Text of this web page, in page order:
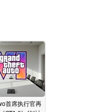
首席执行官再